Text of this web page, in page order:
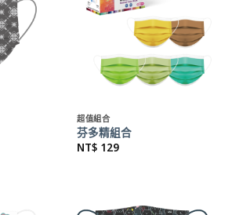
超值組合
芬多精組合
NT$ 129